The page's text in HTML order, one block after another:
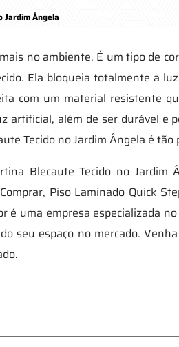
Jardim Ângela
no ambiente. É um tipo de
Ela bloqueia totalmente a
com um material resistente
artificial, além de ser durável e
Tecido no Jardim Ângela é tão
Blecaute Tecido no Jardim
Piso Laminado Quick
é uma empresa especializada
seu espaço no mercado.